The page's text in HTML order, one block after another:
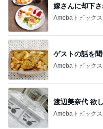
嫁さんに却下
Amebaトピックス
ゲストの話を
Amebaトピックス
渡辺美奈代 欲
Amebaトピックス